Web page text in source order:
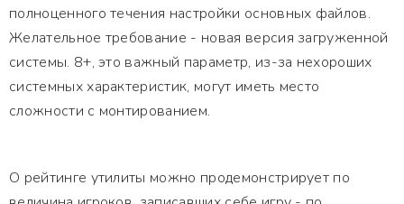
полноценного течения настройки основных файлов.
Желательное требование - новая версия загруженной
системы. 8+, это важный параметр, из-за нехороших
системных характеристик, могут иметь место
сложности с монтированием.
О рейтинге утилиты можно продемонстрирует по